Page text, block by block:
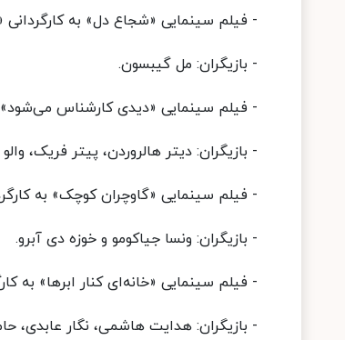
- فیلم سینمایی «شجاع دل» به کارگردانی «مل
- بازیگران: مل گیبسون.
- فیلم سینمایی «دیدی کارشناس می‌شود» به کارگردانی
- بازیگران: دیتر هالروردن، پیتر فریک،
- فیلم سینمایی «گاوچران کوچک» به کارگردانی «یرمیس
- بازیگران: ونسا جیاکومو و خوزه دی آبرو.
- فیلم سینمایی «خانه‌ای کنار ابرها» به کارگردانی
- بازیگران: هدایت هاشمی، نگار عابدی،